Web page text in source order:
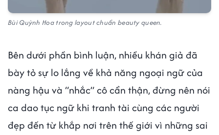
Bùi Quỳnh Hoa trong layout chuẩn beauty queen.
Bên dưới phần bình luận, nhiều khán giả đã
bày tỏ sự lo lắng về khả năng ngoại ngữ của
nàng hậu và “nhắc” cô cẩn thận, đừng nên nói
ca dao tục ngữ khi tranh tài cùng các người
đẹp đến từ khắp nơi trên thế giới vì những sai